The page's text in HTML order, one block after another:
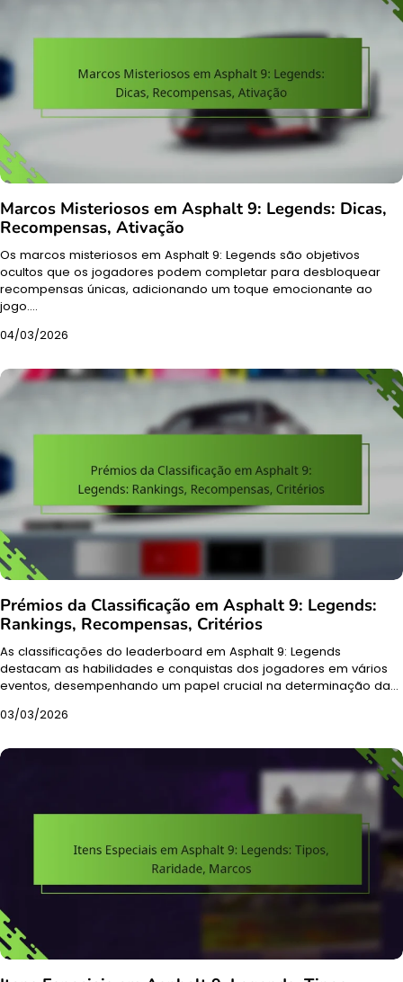
Marcos Misteriosos em Asphalt 9: Legends: Dicas,
Recompensas, Ativação
Os marcos misteriosos em Asphalt 9: Legends são objetivos
ocultos que os jogadores podem completar para desbloquear
recompensas únicas, adicionando um toque emocionante ao
jogo.…
04/03/2026
Prémios da Classificação em Asphalt 9: Legends:
Rankings, Recompensas, Critérios
As classificações do leaderboard em Asphalt 9: Legends
destacam as habilidades e conquistas dos jogadores em vários
eventos, desempenhando um papel crucial na determinação da…
03/03/2026